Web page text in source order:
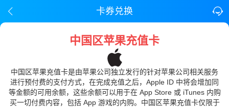
卡券兑换
中国区苹果充值卡
中国区苹果充值卡是由苹果公司独立发行的针对苹果公司相关服务
进行预付费的支付方式，在完成充值之后，Apple ID 中将会增加同
等金额的可用余额，这些余额可以用于在 App Store 或 iTunes 内购
买一切付费内容，包括 App 游戏的内购。中国区苹果充值卡仅限于